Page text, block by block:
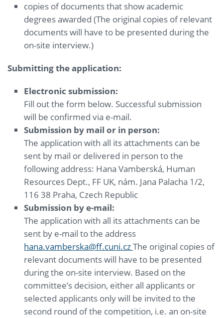
copies of documents that show academic
degrees awarded (The original copies of relevant
documents will have to be presented during the
on-site interview.)
Submitting the application:
Electronic submission:
Fill out the form below. Successful submission
will be confirmed via e-mail.
Submission by mail or in person:
The application with all its attachments can be
sent by mail or delivered in person to the
following address: Hana Vamberská, Human
Resources Dept., FF UK, nám. Jana Palacha 1/2,
116 38 Praha, Czech Republic
Submission by e-mail:
The application with all its attachments can be
sent by e-mail to the address
hana.vamberska@ff.cuni.czThe original copies of
relevant documents will have to be presented
during the on-site interview. Based on the
committee’s decision, either all applicants or
selected applicants only will be invited to the
second round of the competition, i.e. an on-site